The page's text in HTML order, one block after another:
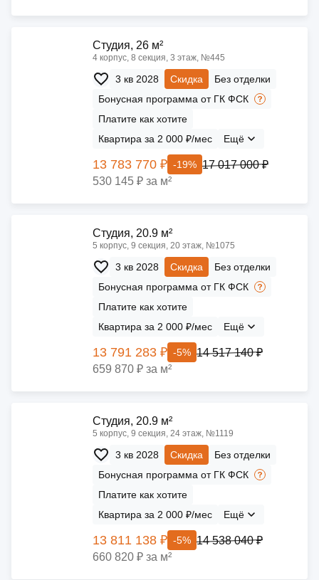
Cтудия, 26 м²
4 корпус, 8 секция, 3 этаж, №445
3 кв 2028 Скидка
Без отделки
Бонусная программа от ГК ФСК
Платите как хотите
Квартира за 2 000 ₽/мес
Ещё
13 783 770 ₽ -19% 17 017 000 ₽
530 145 ₽ за м²
Cтудия, 20.9 м²
5 корпус, 9 секция, 20 этаж, №1075
3 кв 2028 Скидка
Без отделки
Бонусная программа от ГК ФСК
Платите как хотите
Квартира за 2 000 ₽/мес
Ещё
13 791 283 ₽ -5% 14 517 140 ₽
659 870 ₽ за м²
Cтудия, 20.9 м²
5 корпус, 9 секция, 24 этаж, №1119
3 кв 2028 Скидка
Без отделки
Бонусная программа от ГК ФСК
Платите как хотите
Квартира за 2 000 ₽/мес
Ещё
13 811 138 ₽ -5% 14 538 040 ₽
660 820 ₽ за м²